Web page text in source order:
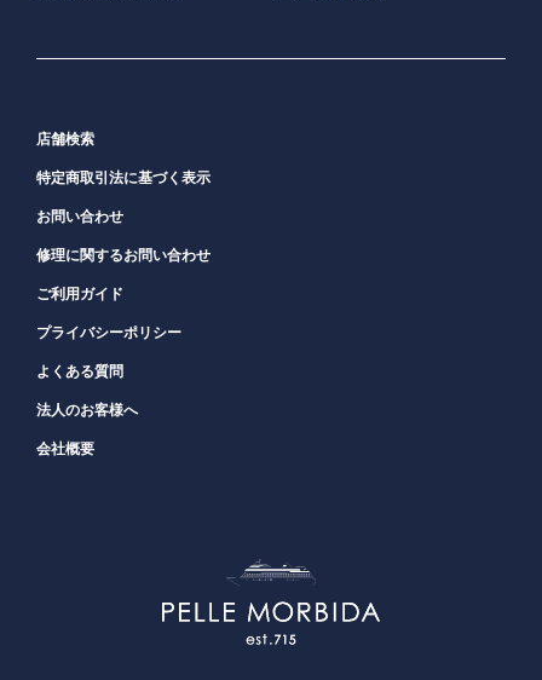
店舗検索
特定商取引法に基づく表示
お問い合わせ
修理に関するお問い合わせ
ご利用ガイド
プライバシーポリシー
よくある質問
法人のお客様へ
会社概要